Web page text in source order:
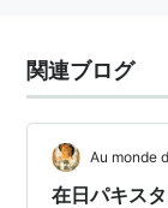
関連ブログ
Au monde
在日パキス